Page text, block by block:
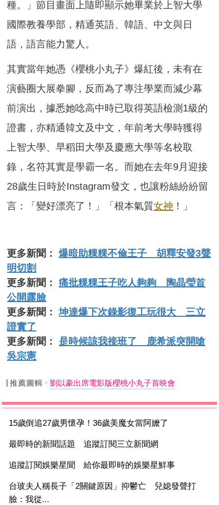
種。」節目畫面上隨即顯示她畢業於上智大學
國際教養學部，精通英語、韓語、中文與日
語，語言能力驚人。
其實當年她憑《櫻桃小丸子》爆紅後，未有在
演藝圈大展拳腳，反而為了專注學業而減少幕
前演出，據悉她唸高中時已取得英語檢測1級的
證書，亦精通韓文及中文，年前考大學時獲得
上智大學、早稻田大學及慶應大學等名校取
錄，名符其實是學霸一名。而她在去年9月迎接
28歲生日時於Instagram發文，也讓粉絲紛紛留
言：「變好漂亮了！」「根本氣質女神 ！」
更多新聞：爆暗助粿粿不倫王子 胡釋安發3聲
明切割
更多新聞：痛批粿粿王子吃人夠夠 陶晶瑩首
公開露臉
更多新聞：坤達爆下次錄影復工玩很大 三立
證實了
更多新聞： 是時候該我接班了 鹿希派突開嗆
吳宗憲
推薦圖輯 劉以豪出席電影版櫻桃小丸子首映會
15歲倒追27歲男懷孕！36歲美魔女當阿嬤了
最即時的新聞話題 追蹤訂閱三立新聞網
追蹤訂閱娛樂星聞 給你最即時的娛樂星鮮事
台玻夫人稱長子「2關鍵原因」抑鬱亡 兒媳發聲打
臉：我從...